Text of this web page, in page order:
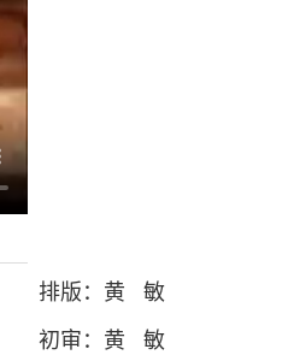
排版：黄 敏
初审：黄 敏